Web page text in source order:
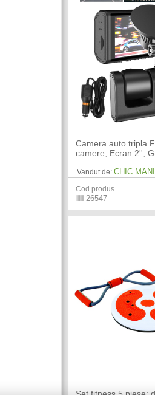
Camera auto tripla
camere, Ecran 2'',
Vandut de: CHIC
Cod produs
26547
Set fitness 5 piese: